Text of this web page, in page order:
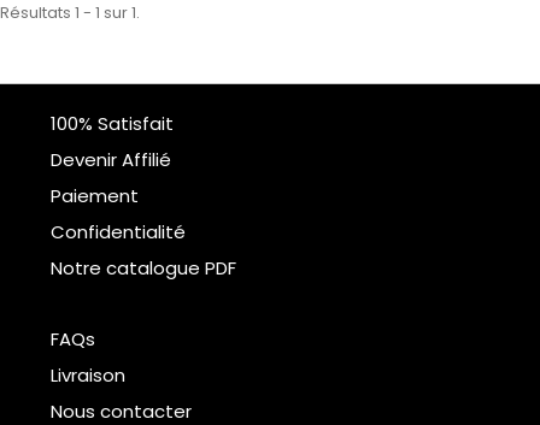
Résultats 1 - 1 sur 1.
100% Satisfait
Devenir Affilié
Paiement
Confidentialité
Notre catalogue PDF
FAQs
Livraison
Nous contacter